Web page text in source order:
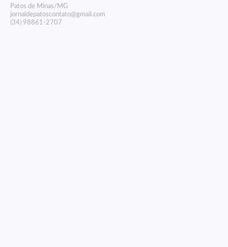
Patos de Minas/MG
jornaldepatoscontato@gmail.com
(34) 98861-2707